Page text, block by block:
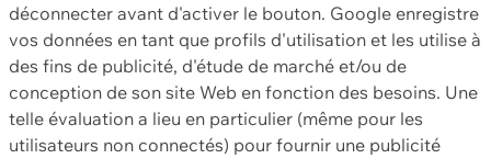
déconnecter avant d'activer le bouton. Google enregistre
vos données en tant que profils d'utilisation et les utilise à
des fins de publicité, d'étude de marché et/ou de
conception de son site Web en fonction des besoins. Une
telle évaluation a lieu en particulier (même pour les
utilisateurs non connectés) pour fournir une publicité